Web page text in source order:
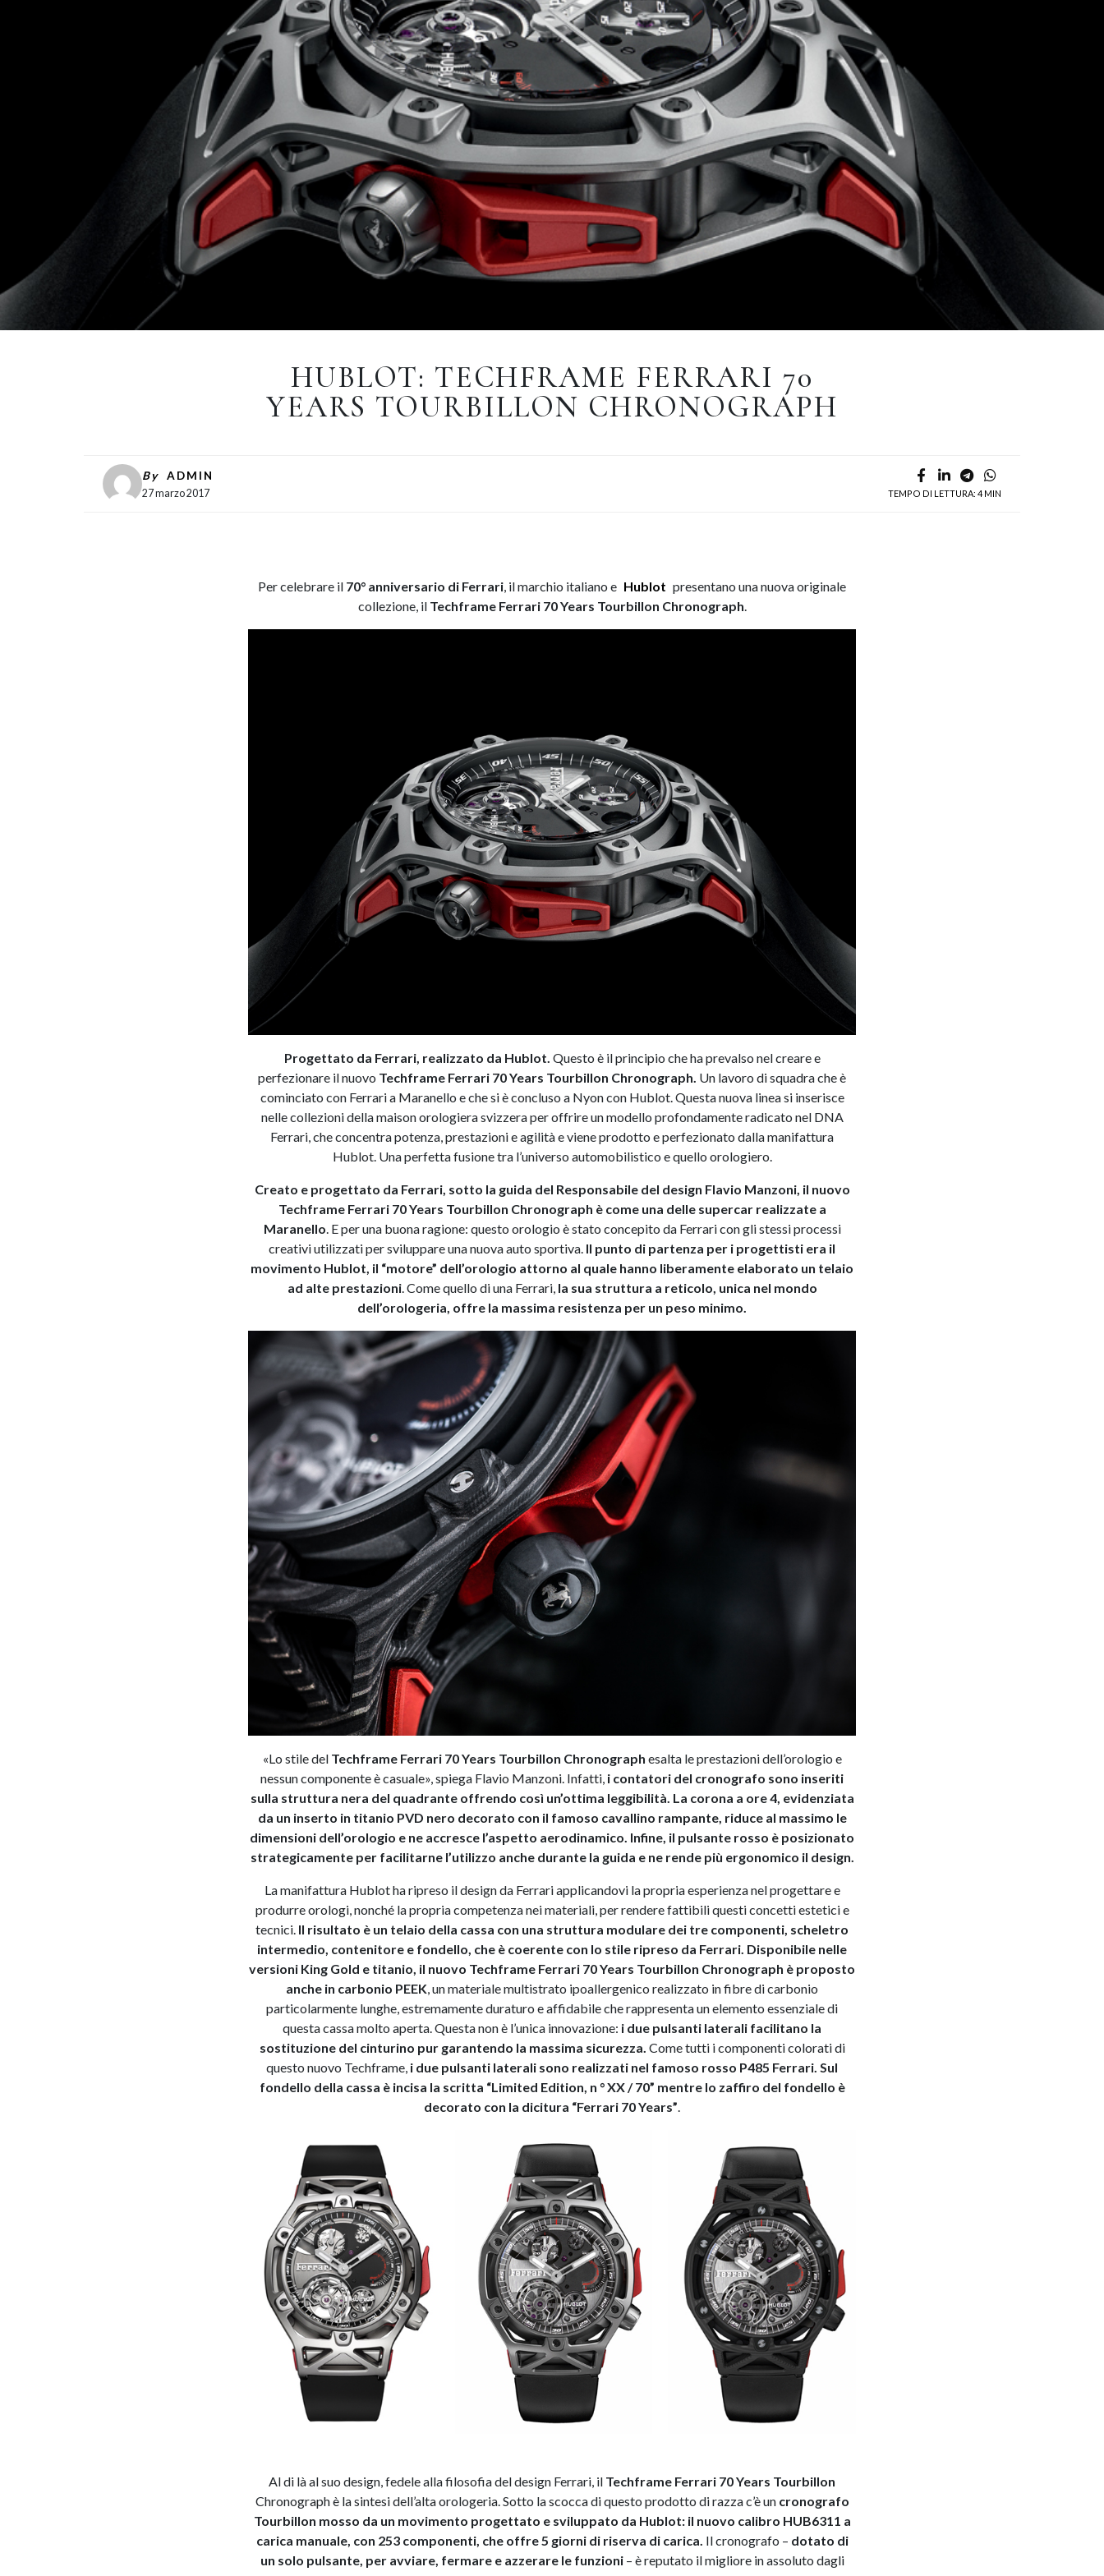
HUBLOT: TECHFRAME FERRARI 70
YEARS TOURBILLON CHRONOGRAPH
By ADMIN
27 marzo 2017 TEMPO DI LETTURA: 4 MIN
Per celebrare il 70° anniversario di Ferrari, il marchio italiano e Hublot presentano una nuova originale
collezione, il Techframe Ferrari 70 Years Tourbillon Chronograph.
Progettato da Ferrari, realizzato da Hublot. Questo è il principio che ha prevalso nel creare e
perfezionare il nuovo Techframe Ferrari 70 Years Tourbillon Chronograph. Un lavoro di squadra che è
cominciato con Ferrari a Maranello e che si è concluso a Nyon con Hublot. Questa nuova linea si inserisce
nelle collezioni della maison orologiera svizzera per offrire un modello profondamente radicato nel DNA
Ferrari, che concentra potenza, prestazioni e agilità e viene prodotto e perfezionato dalla manifattura
Hublot. Una perfetta fusione tra l’universo automobilistico e quello orologiero.
Creato e progettato da Ferrari, sotto la guida del Responsabile del design Flavio Manzoni, il nuovo
Techframe Ferrari 70 Years Tourbillon Chronograph è come una delle supercar realizzate a
Maranello . E per una buona ragione: questo orologio è stato concepito da Ferrari con gli stessi processi
creativi utilizzati per sviluppare una nuova auto sportiva. Il punto di partenza per i progettisti era il
movimento Hublot, il “motore” dell’orologio attorno al quale hanno liberamente elaborato un telaio
ad alte prestazioni. Come quello di una Ferrari, la sua struttura a reticolo, unica nel mondo
dell’orologeria, offre la massima resistenza per un peso minimo.
«Lo stile delTechframe Ferrari 70 Years Tourbillon Chronograph esalta le prestazioni dell’orologio e
nessun componente è casuale», spiega Flavio Manzoni. Infatti, i contatori del cronografo sono inseriti
sulla struttura nera del quadrante offrendo così un’ottima leggibilità. La corona a ore 4, evidenziata
da un inserto in titanio PVD nero decorato con il famoso cavallino rampante, riduce al massimo le
dimensioni dell’orologio e ne accresce l’aspetto aerodinamico. Infine, il pulsante rosso è posizionato
strategicamente per facilitarne l’utilizzo anche durante la guida e ne rende più ergonomico il design.
La manifattura Hublot ha ripreso il design da Ferrari applicandovi la propria esperienza nel progettare e
produrre orologi, nonché la propria competenza nei materiali, per rendere fattibili questi concetti estetici e
tecnici. Il risultato è un telaio della cassa con una struttura modulare dei tre componenti, scheletro
intermedio, contenitore e fondello, che è coerente con lo stile ripreso da Ferrari. Disponibile nelle
versioni King Gold e titanio, il nuovo Techframe Ferrari 70 Years Tourbillon Chronograph è proposto
anche in carbonio PEEK, un materiale multistrato ipoallergenico realizzato in fibre di carbonio
particolarmente lunghe, estremamente duraturo e affidabile che rappresenta un elemento essenziale di
questa cassa molto aperta. Questa non è l’unica innovazione: i due pulsanti laterali facilitano la
sostituzione del cinturino pur garantendo la massima sicurezza. Come tutti i componenti colorati di
questo nuovo Techframe, i due pulsanti laterali sono realizzati nel famoso rosso P485 Ferrari. Sul
fondello della cassa è incisa la scritta “Limited Edition, n ° XX / 70” mentre lo zaffiro del fondello è
decorato con la dicitura “Ferrari 70 Years”.
Al di là al suo design, fedele alla filosofia del design Ferrari, il Techframe Ferrari 70 Years Tourbillon
Chronograph è la sintesi dell’alta orologeria. Sotto la scocca di questo prodotto di razza c’è un cronografo
Tourbillon mosso da un movimento progettato e sviluppato da Hublot: il nuovo calibro HUB6311 a
carica manuale, con 253 componenti, che offre 5 giorni di riserva di carica. Il cronografo – dotato di
un solo pulsante, per avviare, fermare e azzerare le funzioni– è reputato il migliore in assoluto dagli